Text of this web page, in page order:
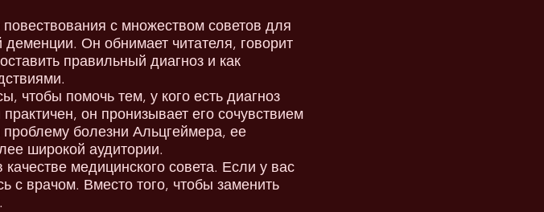
с множеством советов для
Он обнимает читателя, говорит
правильный диагноз и как
чтобы помочь тем, у кого есть диагноз
он пронизывает его сочувствием
болезни Альцгеймера, ее
широкой аудитории.
медицинского совета. Если у вас
с врачом. Вместо того, чтобы заменить